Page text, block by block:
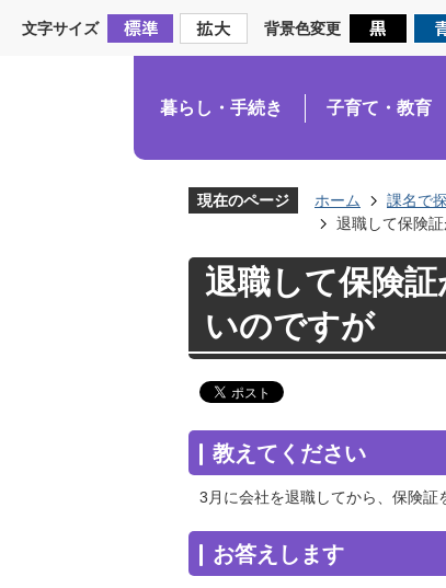
文字サイズ 背景色変更
暮らし・手続き 子育て・教育
現在のページ ホーム 課名で
退職して保険
退職して保険
いのですが
教えてください
3月に会社を退職してから、保険証
お答えします